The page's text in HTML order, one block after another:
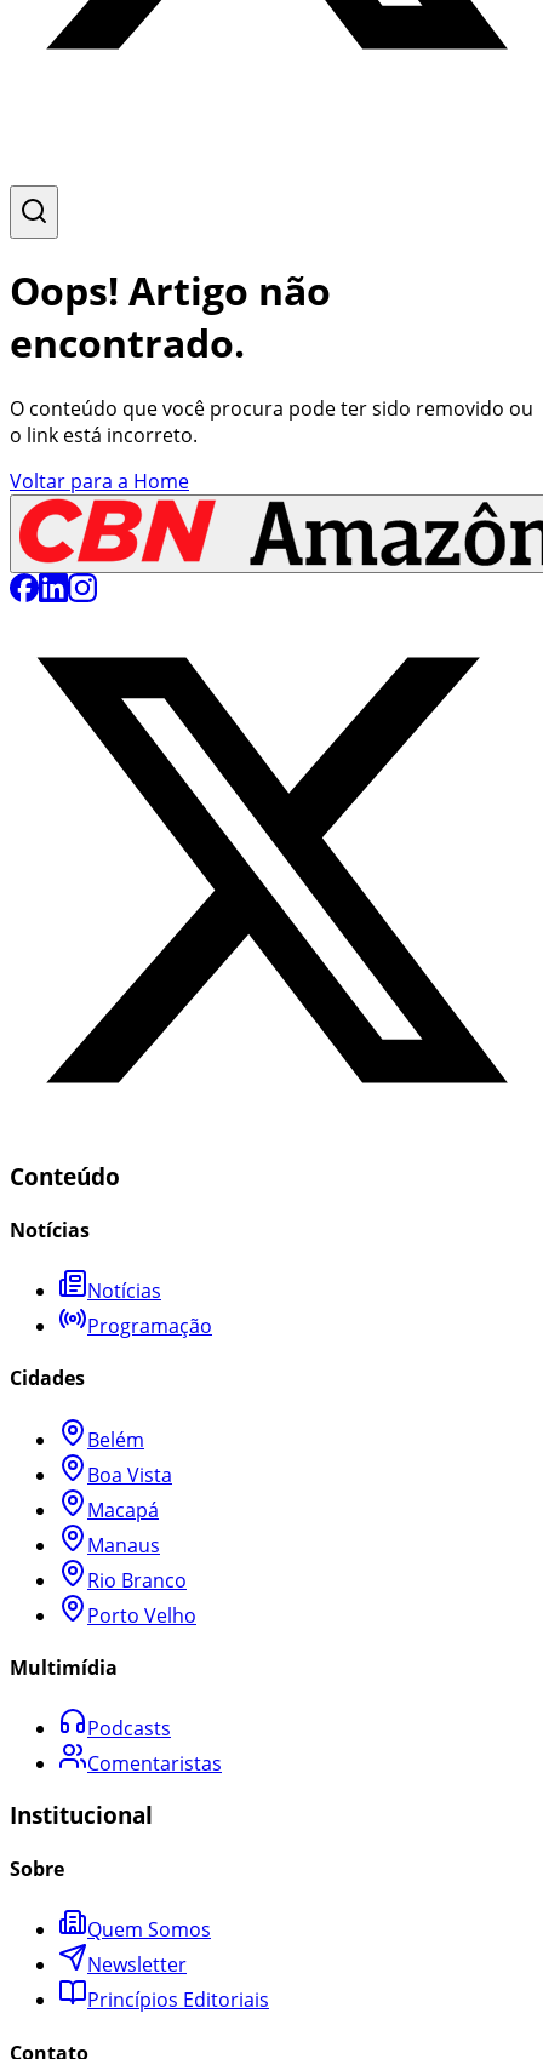
Oops! Artigo não
encontrado.
O conteúdo que você procura pode ter sido removido ou
o link está incorreto.
Voltar para a Home
Conteúdo
Notícias
Notícias
Programação
Cidades
Belém
Boa Vista
Macapá
Manaus
Rio Branco
Porto Velho
Multimídia
Podcasts
Comentaristas
Institucional
Sobre
Quem Somos
Newsletter
Princípios Editoriais
Contato